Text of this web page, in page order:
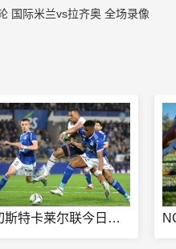
国际米兰vs拉齐奥 全场录像
切斯特卡莱尔联今日赛事